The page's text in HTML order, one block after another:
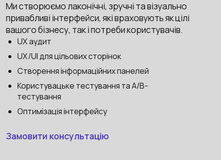
Ми створюємо лаконічні, зручні та візуально
привабливі інтерфейси, які враховують як цілі
вашого бізнесу, так і потреби користувачів.
UX аудит
UX/UI для цільових сторінок
Створення інформаційних панелей
Користувацьке тестування та A/B-
тестування
Оптимізація інтерфейсу
Замовити консультацію